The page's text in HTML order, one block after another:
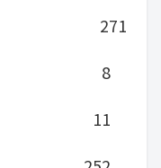
271
8
11